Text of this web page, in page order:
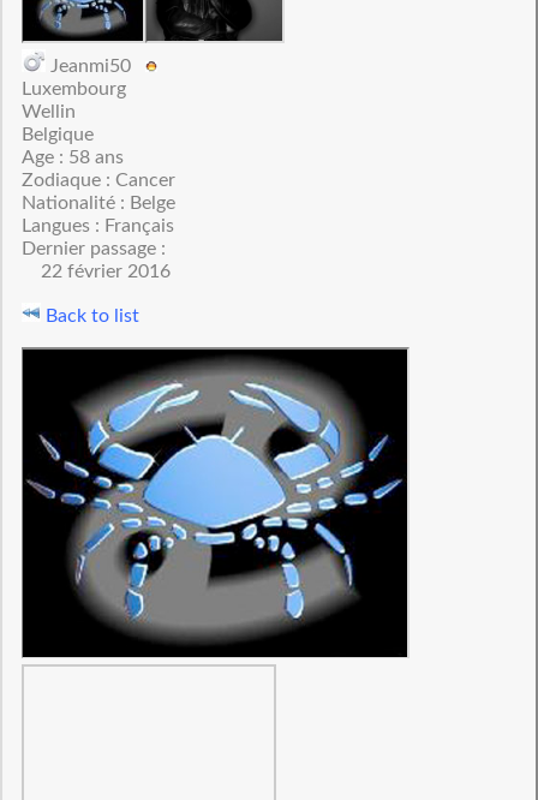
Jeanmi50
Luxembourg
Wellin
Belgique
Age : 58 ans
Zodiaque : Cancer
Nationalité : Belge
Langues : Français
Dernier passage :
22 février 2016
Back to list